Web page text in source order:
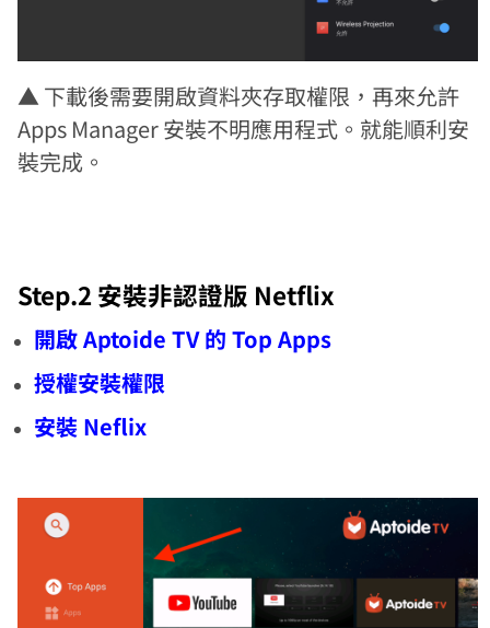
▲ 下載後需要開啟資料夾存取權限，再來允許
Apps Manager 安裝不明應用程式。就能順利安
裝完成。
Step.2 安裝非認證版 Netflix
開啟 Aptoide TV 的 Top Apps
授權安裝權限
安裝 Neflix